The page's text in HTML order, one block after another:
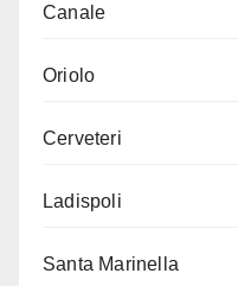
Canale
Oriolo
Cerveteri
Ladispoli
Santa Marinella